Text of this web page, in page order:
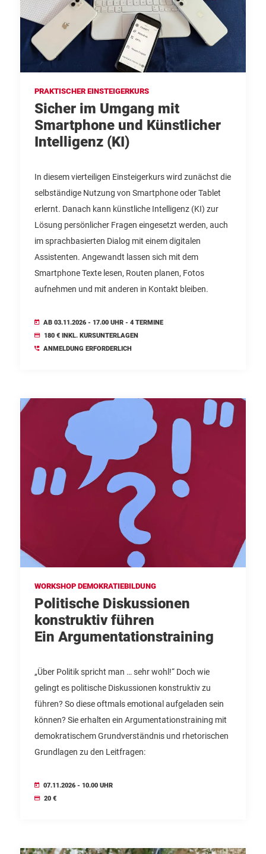
PRAKTISCHER EINSTEIGERKURS
Sicher im Umgang mit
Smartphone und Künstlicher
Intelligenz (KI)
In diesem vierteiligen Einsteigerkurs wird zunächst die
selbständige Nutzung von Smartphone oder Tablet
erlernt. Danach kann künstliche Intelligenz (KI) zur
Lösung persönlicher Fragen eingesetzt werden, auch
im sprachbasierten Dialog mit einem digitalen
Assistenten. Angewandt lassen sich mit dem
Smartphone Texte lesen, Routen planen, Fotos
aufnehmen und mit anderen in Kontakt bleiben.
AB 03.11.2026 - 17.00 UHR - 4 TERMINE
180 € INKL. KURSUNTERLAGEN
ANMELDUNG ERFORDERLICH
WORKSHOP DEMOKRATIEBILDUNG
Politische Diskussionen
konstruktiv führen
Ein Argumentationstraining
„Über Politik spricht man … sehr wohl!“ Doch wie
gelingt es politische Diskussionen konstruktiv zu
führen? So diese oftmals emotional aufgeladen sein
können? Sie erhalten ein Argumentationstraining mit
demokratischem Grundverständnis und rhetorischen
Grundlagen zu den Leitfragen:
07.11.2026 - 10.00 UHR
20 €